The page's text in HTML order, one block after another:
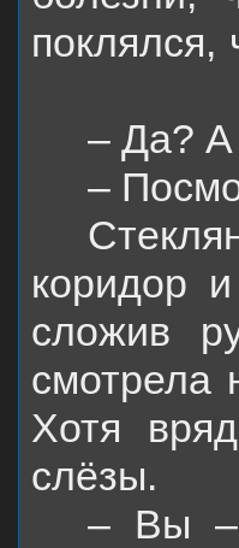
поклялся,
– Да? А
–
коридор
сложив
смотрела
Хотя
слёзы.
– Вы –